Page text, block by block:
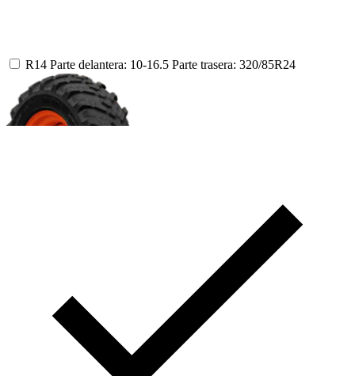
R14 Parte delantera: 10-16.5 Parte trasera: 320/85R24